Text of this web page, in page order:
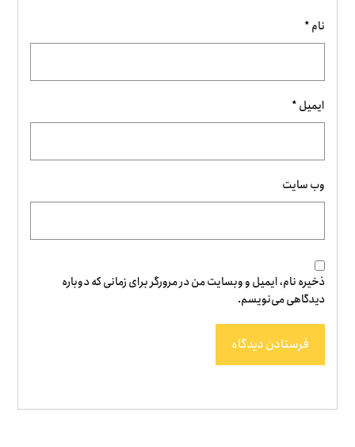
نام*
ایمیل*
وب‌ سایت
ذخیره نام، ایمیل و وبسایت من در مرورگر برای زمانی که دوباره
دیدگاهی می‌نویسم.
فرستادن دیدگاه